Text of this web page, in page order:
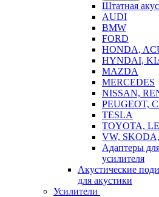
Штатная
AUDI
BMW
FORD
HONDA,
HYNDAI,
MAZDA
MERCEDES
NISSAN,
PEUGEOT,
TESLA
TOYOTA,
VW,
Адаптеры
усилителя
Акустические
для акустики
Усилители